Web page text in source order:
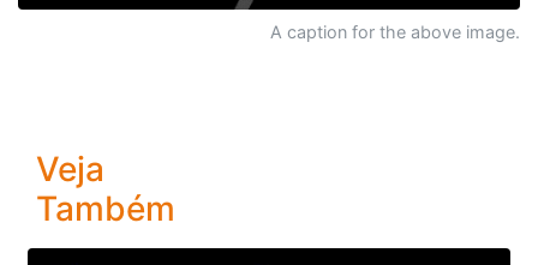
A caption for the above image.
Veja
Também